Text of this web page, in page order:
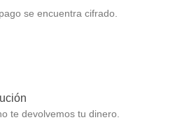
se encuentra cifrado.
te devolvemos tu dinero.